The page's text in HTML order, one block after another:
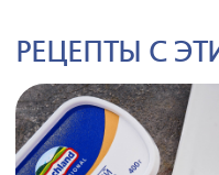
РЕЦЕПТЫ С